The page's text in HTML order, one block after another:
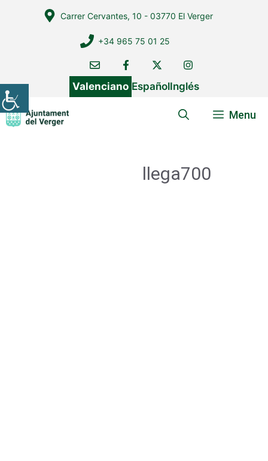
Carrer Cervantes, 10 - 03770 El Verger
+34 965 75 01 25
Valenciano EspañolInglés
Menu
llega700